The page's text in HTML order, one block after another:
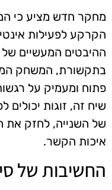
מחקר חדש מציע כי
הקרקע לפעילות
ההיבטים המעשיים של
בתקשורת, המשחק
פתוח ומעמיק על
שיח זה, זוגות
של השנייה, לחזק את
איכות הקשר.
החשיבות של